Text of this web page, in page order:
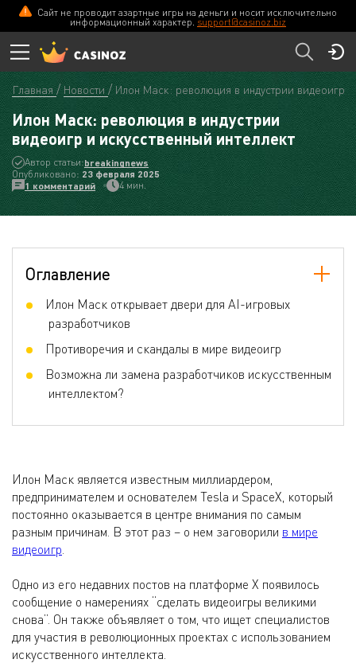
Сайт не проводит азартные игры на деньги и носит исключительно
информационный характер. support@casinoz.biz
Главная Новости Илон Маск: революция в индустрии видеоигр и
Илон Маск: революция в индустрии
видеоигр и искусственный интеллект
Автор статьи:breakingnews
Опубликовано: 23 февраля 2025
1 комментарий
4 мин.
Оглавление
Илон Маск открывает двери для AI-игровых
разработчиков
Противоречия и скандалы в мире видеоигр
Возможна ли замена разработчиков искусственным
интеллектом?
Илон Маск является известным миллиардером,
предпринимателем и основателем Tesla и SpaceX, который
постоянно оказывается в центре внимания по самым
разным причинам. В этот раз – о нем заговорили в мире
видеоигр.
Одно из его недавних постов на платформе X появилось
сообщение о намерениях “сделать видеоигры великими
снова”. Он также объявляет о том, что ищет специалистов
для участия в революционных проектах с использованием
искусственного интеллекта.